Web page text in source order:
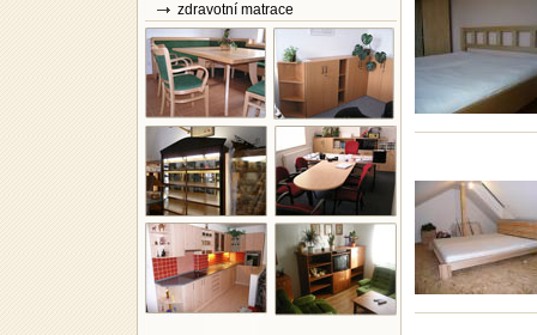
zdravotní matrace